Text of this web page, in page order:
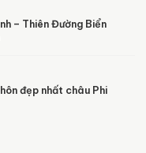
– Thiên Đường Biển
đẹp nhất châu Phi